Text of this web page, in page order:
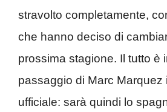
stravolto completamente,
che hanno deciso di
prossima stagione. Il tutto è
passaggio di Marc Marquez
ufficiale: sarà quindi lo